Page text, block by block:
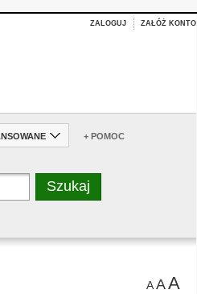
ZALOGUJ ZAŁÓŻ KONTO
+ POMOC
AAA